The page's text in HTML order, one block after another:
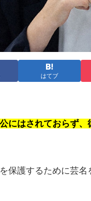
はてブ
にはされておらず
保護するために芸